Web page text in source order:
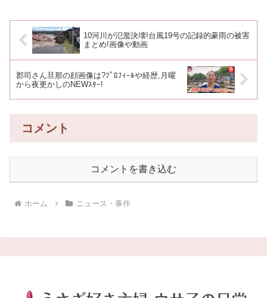
10河川が氾濫決壊!台風19号の記録的豪雨の被害
まとめ!画像や動画
郡司さん旦那の顔画像は?ﾌﾟﾛﾌｨｰﾙや経歴,月曜
から夜更かしのNEWｽﾀｰ!
コメント
コメントを書き込む
ホーム ニュース・事件